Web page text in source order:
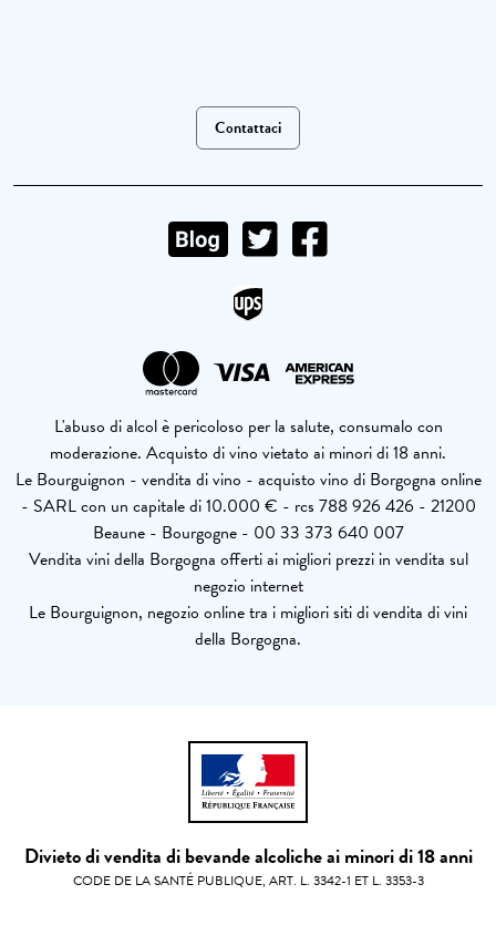
Contattaci
L'abuso di alcol è pericoloso per la salute, consumalo con
moderazione. Acquisto di vino vietato ai minori di 18 anni.
Le Bourguignon - vendita di vino - acquisto vino di Borgogna online
- SARL con un capitale di 10.000 € - rcs 788 926 426 - 21200
Beaune - Bourgogne - 00 33 373 640 007
Vendita vini della Borgogna offerti ai migliori prezzi in vendita sul
negozio internet
Le Bourguignon, negozio online tra i migliori siti di vendita di vini
della Borgogna.
Divieto di vendita di bevande alcoliche ai minori di 18 anni
CODE DE LA SANTÉ PUBLIQUE, ART. L. 3342-1 ET L. 3353-3